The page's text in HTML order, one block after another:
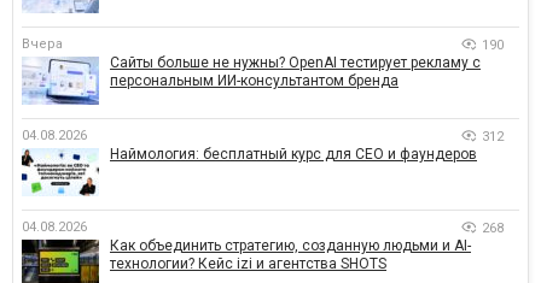
Вчера 190
Сайты больше не нужны? OpenAI тестирует рекламу с
персональным ИИ-консультантом бренда
04.08.2026 312
Наймология: бесплатный курс для CEO и фаундеров
04.08.2026 268
Как объединить стратегию, созданную людьми и AI-
технологии? Кейс izi и агентства SHOTS